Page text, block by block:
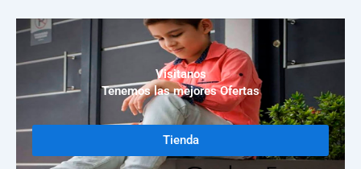
Visitanos
Tenemos las mejores Ofertas
Tienda